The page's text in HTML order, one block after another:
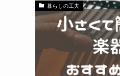
暮らしの工夫